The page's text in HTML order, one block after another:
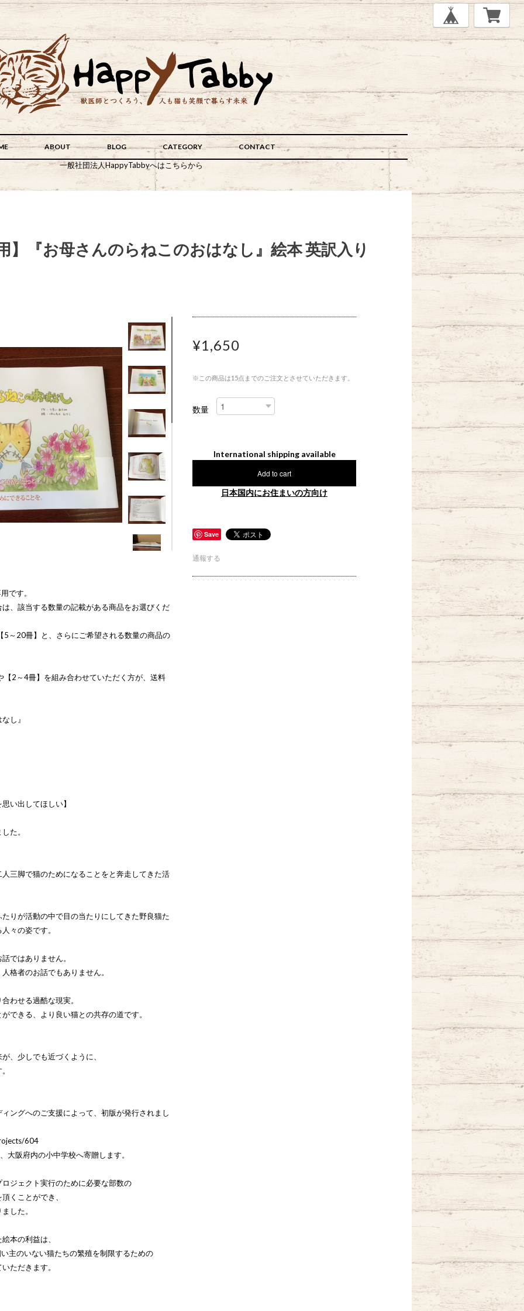
ABOUT BLOG CATEGORY CONTACT
一般社団法人HappyTabbyへはこちらから
】『お母さんのらねこのおはなし』絵本 英訳入り
です。
、該当する数量の記載がある商品をお選びくだ
20冊】と、さらにご希望される数量の商品の
2～4冊】を組み合わせていただく方が、送料
し』
い出してほしい】
た。
三脚で猫のためになることをと奔走してきた活
りが活動の中で目の当たりにしてきた野良猫た
々の姿です。
ではありません。
格者のお話でもありません。
わせる過酷な現実。
できる、より良い猫との共存の道です。
、少しでも近づくように、
ングへのご支援によって、初版が発行されまし
604
大阪府内の小中学校へ寄贈します。
ジェクト実行のために必要な部数の
くことができ、
した。
本の利益は、
主のいない猫たちの繁殖を制限するための
ただきます。
¥1,650
※この商品は15点までのご注文とさせていただきます。
数量
International shipping available
Add to cart
日本国内にお住まいの方向け
Save
通報する